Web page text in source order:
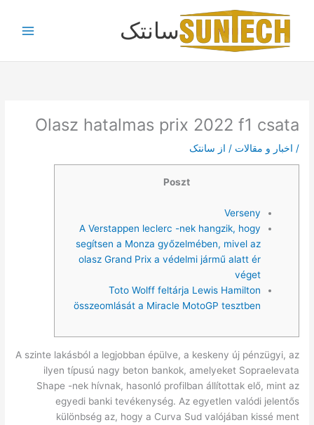
سانتک
Olasz hatalmas prix 2022 f1 csata
/ اخبار و مقالات / از سانتک
Poszt
Verseny
A Verstappen leclerc -nek hangzik, hogy
segítsen a Monza győzelmében, mivel az
olasz Grand Prix a védelmi jármű alatt ér
véget
Toto Wolff feltárja Lewis Hamilton
összeomlását a Miracle MotoGP tesztben
A szinte lakásból a legjobban épülve, a keskeny új pénzügyi, az
ilyen típusú nagy beton bankok, amelyeket Sopraelevata
Shape -nek hívnak, hasonló profilban állítottak elő, mint az
egyedi banki tevékenység. Az egyetlen valódi jelentős
különbség az, hogy a Curva Sud valójában kissé ment